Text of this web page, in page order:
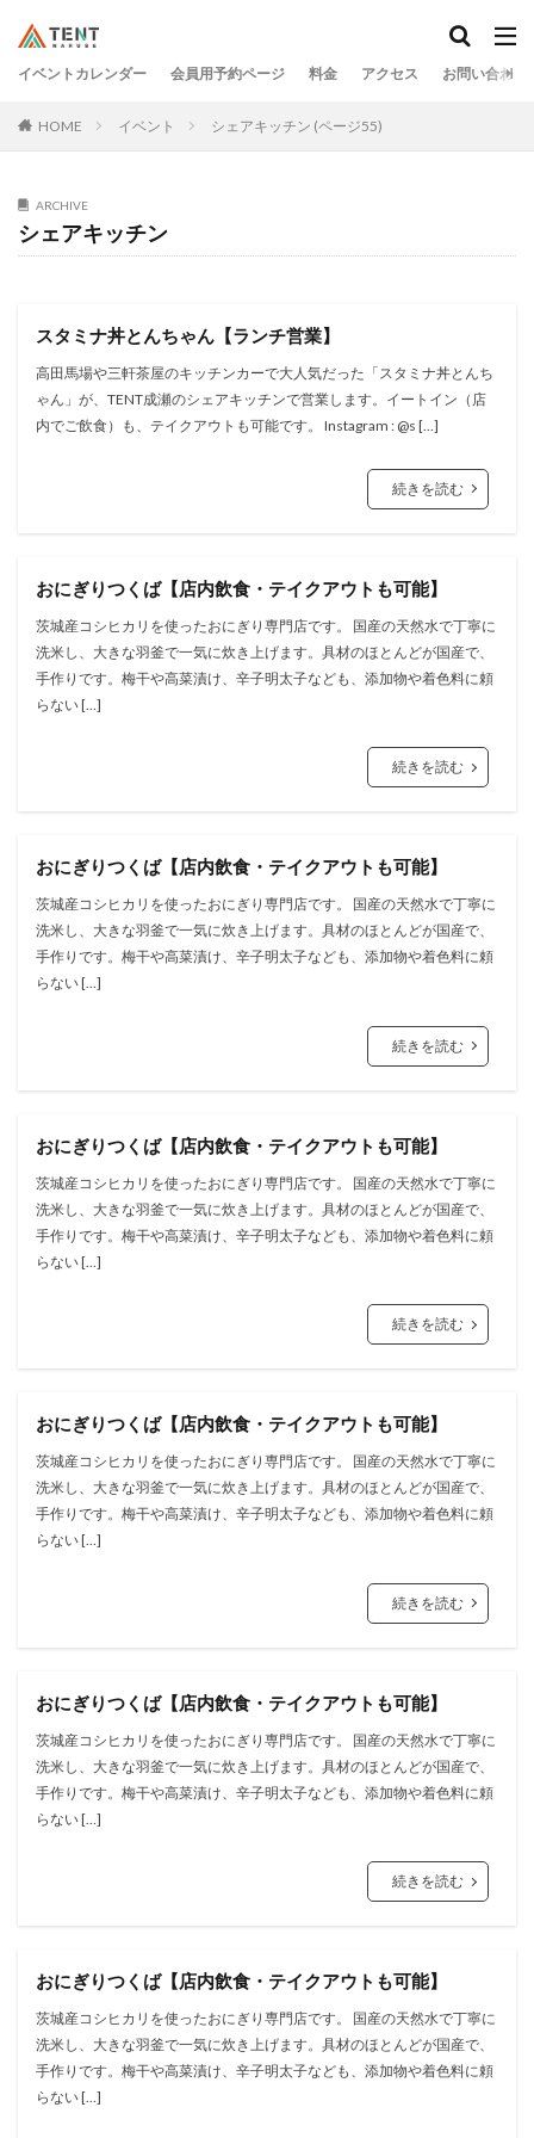
イベントカレンダー 会員用予約ページ 料金 アクセス お問い合わせ
HOME イベント シェアキッチン (ページ55)
ARCHIVE
シェアキッチン
スタミナ丼とんちゃん【ランチ営業】
高田馬場や三軒茶屋のキッチンカーで大人気だった「スタミナ丼とんち
ゃん」が、TENT成瀬のシェアキッチンで営業します。イートイン（店
内でご飲食）も、テイクアウトも可能です。 Instagram : @s […]
続きを読む
おにぎりつくば【店内飲食・テイクアウトも可能】
茨城産コシヒカリを使ったおにぎり専門店です。 国産の天然⽔で丁寧に
洗⽶し、⼤きな⽻釜で⼀気に炊き上げます。具材のほとんどが国産で、
⼿作りです。梅⼲や⾼菜漬け、⾟⼦明太⼦なども、添加物や着⾊料に頼
らない […]
続きを読む
おにぎりつくば【店内飲食・テイクアウトも可能】
茨城産コシヒカリを使ったおにぎり専門店です。 国産の天然⽔で丁寧に
洗⽶し、⼤きな⽻釜で⼀気に炊き上げます。具材のほとんどが国産で、
⼿作りです。梅⼲や⾼菜漬け、⾟⼦明太⼦なども、添加物や着⾊料に頼
らない […]
続きを読む
おにぎりつくば【店内飲食・テイクアウトも可能】
茨城産コシヒカリを使ったおにぎり専門店です。 国産の天然⽔で丁寧に
洗⽶し、⼤きな⽻釜で⼀気に炊き上げます。具材のほとんどが国産で、
⼿作りです。梅⼲や⾼菜漬け、⾟⼦明太⼦なども、添加物や着⾊料に頼
らない […]
続きを読む
おにぎりつくば【店内飲食・テイクアウトも可能】
茨城産コシヒカリを使ったおにぎり専門店です。 国産の天然⽔で丁寧に
洗⽶し、⼤きな⽻釜で⼀気に炊き上げます。具材のほとんどが国産で、
⼿作りです。梅⼲や⾼菜漬け、⾟⼦明太⼦なども、添加物や着⾊料に頼
らない […]
続きを読む
おにぎりつくば【店内飲食・テイクアウトも可能】
茨城産コシヒカリを使ったおにぎり専門店です。 国産の天然⽔で丁寧に
洗⽶し、⼤きな⽻釜で⼀気に炊き上げます。具材のほとんどが国産で、
⼿作りです。梅⼲や⾼菜漬け、⾟⼦明太⼦なども、添加物や着⾊料に頼
らない […]
続きを読む
おにぎりつくば【店内飲食・テイクアウトも可能】
茨城産コシヒカリを使ったおにぎり専門店です。 国産の天然⽔で丁寧に
洗⽶し、⼤きな⽻釜で⼀気に炊き上げます。具材のほとんどが国産で、
⼿作りです。梅⼲や⾼菜漬け、⾟⼦明太⼦なども、添加物や着⾊料に頼
らない […]